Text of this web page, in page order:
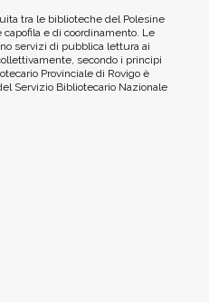
tra le biblioteche del Polesine
e di coordinamento. Le
servizi di pubblica lettura ai
secondo i principi
Provinciale di Rovigo è
Servizio Bibliotecario Nazionale